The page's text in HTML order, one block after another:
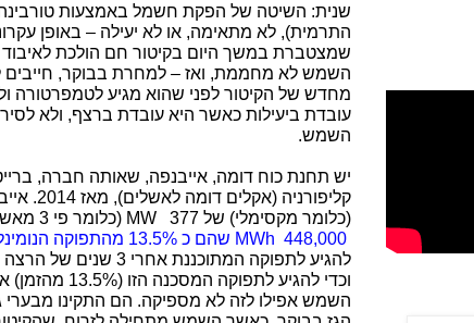
שנית: השיטה של הפקת חשמל באמצעות טורבינה
התרמית), לא מתאימה, או לא יעילה – באופן
שמצטברת במשך היום בקיטור חם הולכת
השמש לא מחממת, ואז – למחרת בבוקר, חייבים
מחדש של הקיטור לפני שהוא מגיע לטמפרטורה
עובדת ביעילות כאשר היא עובדת ברצף, ולא
השמש.
יש תחנת כוח דומה, אייבנפה, שאותה חברה,
(כלומר מקסימלי) של 377
MW (כלומר פי 3 מאשלים)
MWh שהם כ 13.5% מהתפוקה הנומינלית
להגיע לתפוקה המתוכננת אחרי 3 שנים של הרצה וכיוונון – הם הגיעו רק ל 91% מזה.
וכדי להגיע
השמש אפילו לזה לא מספיקה. הם התקינו מבערי